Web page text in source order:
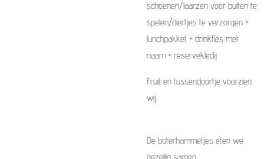
schoenen/laarzen voor buiten te
spelen/diertjes te verzorgen +
lunchpakket + drinkfles met
naam + reservekledij
Fruit en tussendoortje voorzien
wij.
De boterhammetjes eten we